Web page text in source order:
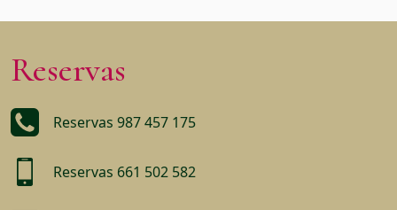
Reservas
Reservas 987 457 175
Reservas 661 502 582